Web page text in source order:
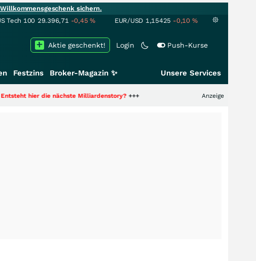
sichern.
Tech 100 29.396,71 -0,45% EUR/USD 1,15425 -0,10 %
Login Push-Kurse
Aktie geschenkt!
Festzins Broker-Magazin ✨ Unsere Services
nächste Milliardenstory?+++ Anzeige